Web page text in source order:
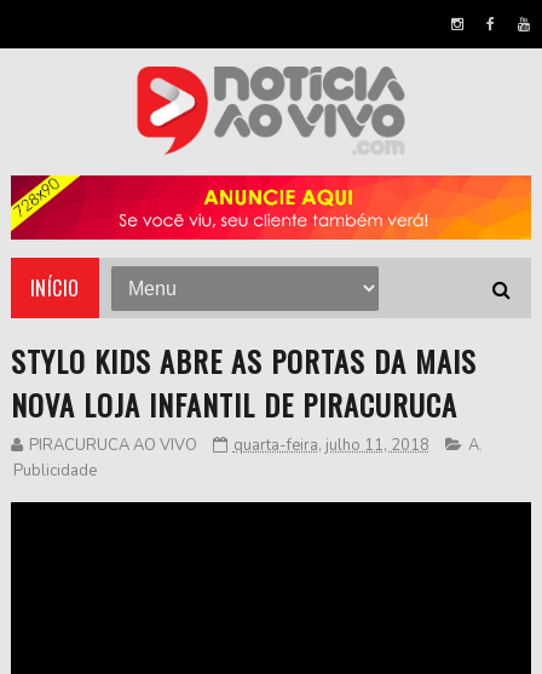
INÍCIO
STYLO KIDS ABRE AS PORTAS DA MAIS
NOVA LOJA INFANTIL DE PIRACURUCA
PIRACURUCA AO VIVO quarta-feira, julho 11, 2018 A,
Publicidade